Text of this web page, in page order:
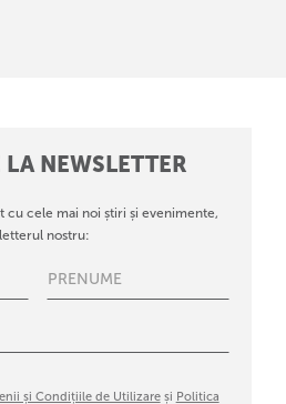
NEWSLETTER
cu cele mai noi știri și evenimente,
nostru:
și Condițiile de Utilizareși Politica